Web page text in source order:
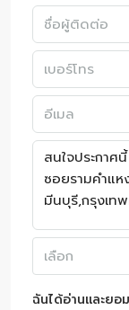
เลือก
ฉันได้อ่านและยอ